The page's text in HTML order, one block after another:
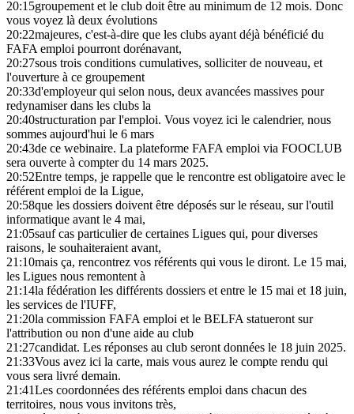
20:15groupement et le club doit être au minimum de 12 mois. Donc
vous voyez là deux évolutions
20:22majeures, c'est-à-dire que les clubs ayant déjà bénéficié du
FAFA emploi pourront dorénavant,
20:27sous trois conditions cumulatives, solliciter de nouveau, et
l'ouverture à ce groupement
20:33d'employeur qui selon nous, deux avancées massives pour
redynamiser dans les clubs la
20:40structuration par l'emploi. Vous voyez ici le calendrier, nous
sommes aujourd'hui le 6 mars
20:43de ce webinaire. La plateforme FAFA emploi via FOOCLUB
sera ouverte à compter du 14 mars 2025.
20:52Entre temps, je rappelle que le rencontre est obligatoire avec le
référent emploi de la Ligue,
20:58que les dossiers doivent être déposés sur le réseau, sur l'outil
informatique avant le 4 mai,
21:05sauf cas particulier de certaines Ligues qui, pour diverses
raisons, le souhaiteraient avant,
21:10mais ça, rencontrez vos référents qui vous le diront. Le 15 mai,
les Ligues nous remontent à
21:14la fédération les différents dossiers et entre le 15 mai et 18 juin,
les services de l'IUFF,
21:20la commission FAFA emploi et le BELFA statueront sur
l'attribution ou non d'une aide au club
21:27candidat. Les réponses au club seront données le 18 juin 2025.
21:33Vous avez ici la carte, mais vous aurez le compte rendu qui
vous sera livré demain.
21:41Les coordonnées des référents emploi dans chacun des
territoires, nous vous invitons très,